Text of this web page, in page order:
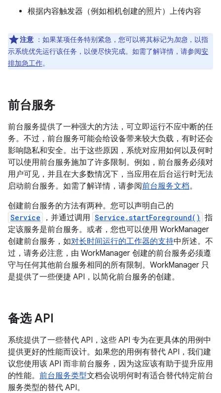
根据内容触发器（例如相机创建的照片）上传内容
注意 ：如果某项任务特别紧急，您可以将其标记为加急 ，以指
示系统优先运行该任务，以便尽快完成。如需了解详情，请参阅安
排加急工作。
前台服务
前台服务提供了一种强大的方法，可立即运行不应中断的任
务。不过，前台服务可能会给设备带来较大负载，有时还会
影响隐私和安全。出于这些原因，系统对应用如何以及何时
可以使用前台服务施加了许多限制。例如，前台服务必须对
用户可见，并且在大多数情况下，当应用在后台运行时无法
启动前台服务。如需了解详情，请参阅前台服务文档。
创建前台服务的方法有两种。您可以声明自己的
Service ，并通过调用 Service.startForeground() 指
定该服务是前台服务。或者，您也可以使用 WorkManager
创建前台服务，如对长时间运行的工作器的支持中所述。不
过，请务必注意，由 WorkManager 创建的前台服务必须遵
守与任何其他前台服务相同的所有限制。WorkManager 只
是提供了一些便捷 API，以简化前台服务的创建。
备选 API
系统提供了一些替代 API，这些 API 专为在更具体的用例中
提供更好的性能而设计。如果您的用例有替代 API，我们建
议您使用该 API 而非前台服务，因为这应该有助于提升应用
的性能。 前台服务类型文档会说明何时有适合替代特定前台
服务类型的替代 API。